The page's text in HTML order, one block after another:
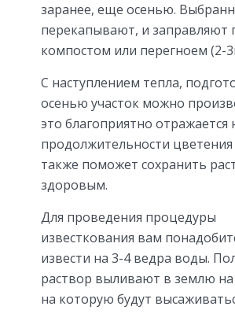
заранее, еще осенью.
перекапывают, и заправляют
компостом или перегноем (2-
С наступлением тепла,
осенью участок можно
это благоприятно отражается
продолжительности цветения
также поможет сохранить
здоровым.
Для проведения процедуры
известкования вам
извести на 3-4 ведра воды.
раствор выливают в землю на
на которую будут